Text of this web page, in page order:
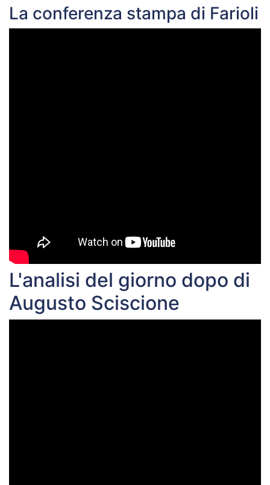
La conferenza stampa di Farioli
L'analisi del giorno dopo di
Augusto Sciscione